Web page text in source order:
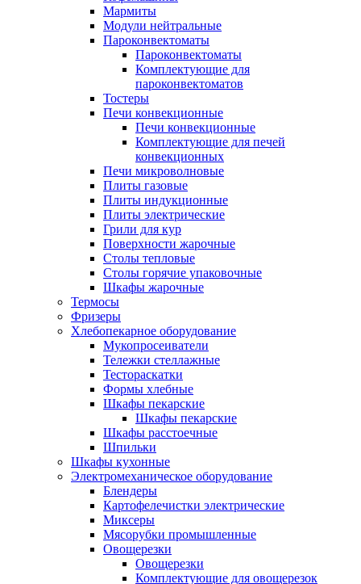
Мармиты
Модули нейтральные
Пароконвектоматы
Пароконвектоматы
Комплектующие для
пароконвектоматов
Тостеры
Печи конвекционные
Печи конвекционные
Комплектующие для печей
конвекционных
Печи микроволновые
Плиты газовые
Плиты индукционные
Плиты электрические
Грили для кур
Поверхности жарочные
Столы тепловые
Столы горячие упаковочные
Шкафы жарочные
Термосы
Фризеры
Хлебопекарное оборудование
Мукопросеиватели
Тележки стеллажные
Тестораскатки
Формы хлебные
Шкафы пекарские
Шкафы пекарские
Шкафы расстоечные
Шпильки
Шкафы кухонные
Электромеханическое оборудование
Блендеры
Картофелечистки электрические
Миксеры
Мясорубки промышленные
Овощерезки
Овощерезки
Комплектующие для овощерезок